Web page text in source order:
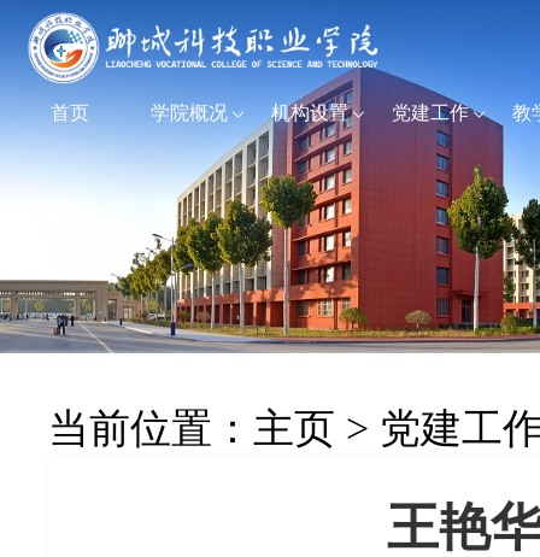
首页 学院概况 机构设置 党建工作 教
当前位置： 主页 > 党建工
王艳